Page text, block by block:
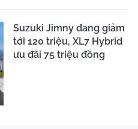
Suzuki Jimny đang giảm
tới 120 triệu, XL7 Hybrid
ưu đãi 75 triệu đồng